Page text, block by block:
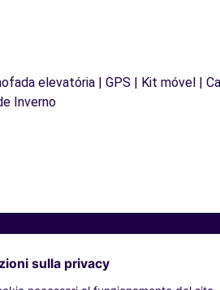
elevatória | GPS | Kit móvel |
Inverno